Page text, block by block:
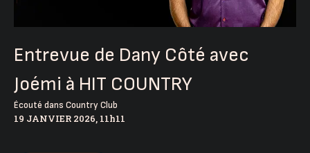
Entrevue de Dany Côté avec
Joémi à HIT COUNTRY
Écouté dans Country Club
19 JANVIER 2026, 11h11